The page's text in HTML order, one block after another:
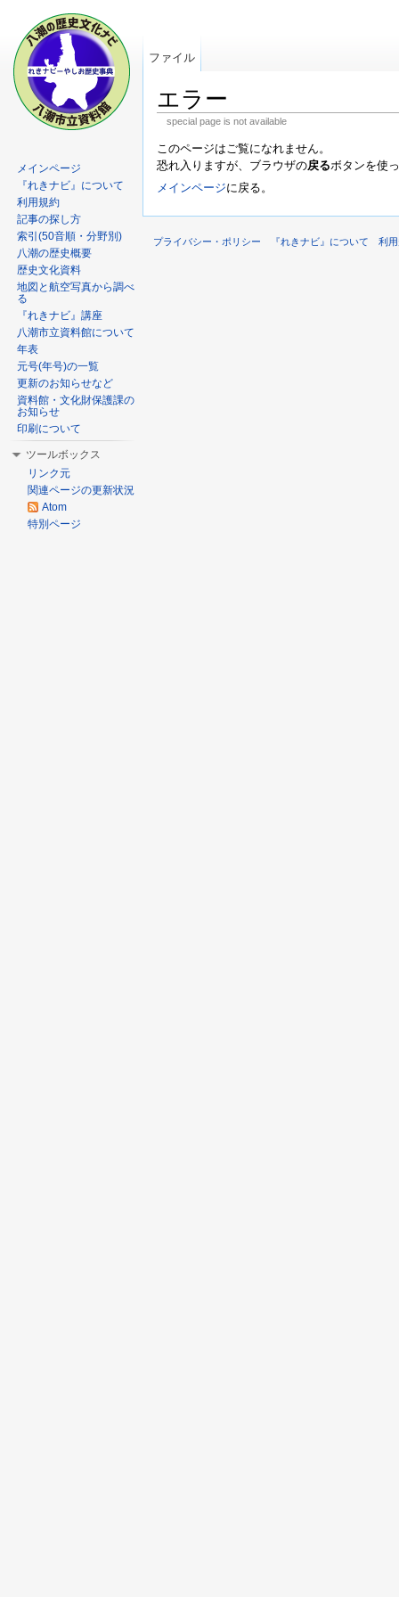
エラー
special page is not available
このページはご覧になれません。
恐れ入りますが、ブラウザの戻るボタンを使
メインページに戻る。
ファイル
メインページ
『れきナビ』について
利用規約
記事の探し方
索引(50音順・分野別)
八潮の歴史概要
歴史文化資料
地図と航空写真から調べ
る
『れきナビ』講座
八潮市立資料館について
年表
元号(年号)の一覧
更新のお知らせなど
資料館・文化財保護課の
お知らせ
印刷について
ツールボックス
リンク元
関連ページの更新状況
Atom
特別ページ
プライバシー・ポリシー 『れきナビ』について 利